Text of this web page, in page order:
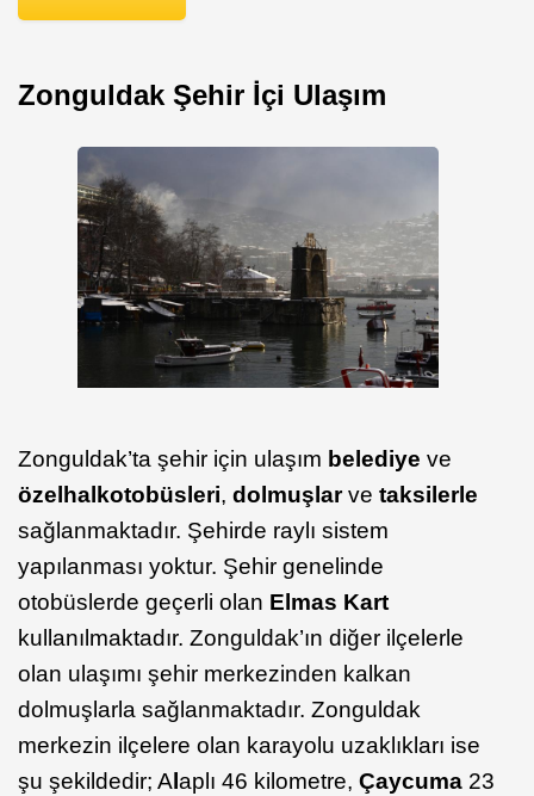
Zonguldak Şehir İçi Ulaşım
Zonguldak’ta şehir için ulaşım belediye ve
özel halkotobüsleri, dolmuşlarve taksilerle
sağlanmaktadır. Şehirde raylı sistem
yapılanması yoktur. Şehir genelinde
otobüslerde geçerli olan Elmas Kart
kullanılmaktadır. Zonguldak’ın diğer ilçelerle
olan ulaşımı şehir merkezinden kalkan
dolmuşlarla sağlanmaktadır. Zonguldak
merkezin ilçelere olan karayolu uzaklıkları ise
şu şekildedir; A aplı 46 kilometre, Çaycuma 23